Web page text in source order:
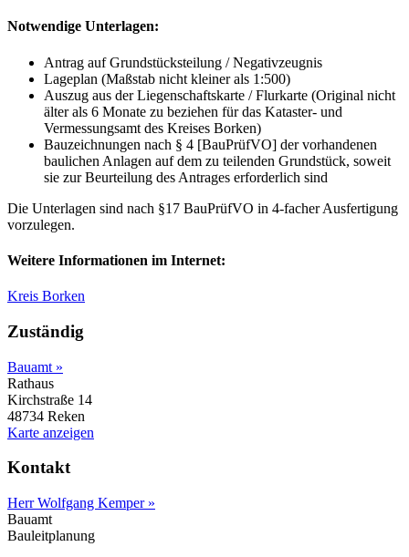
Notwendige Unterlagen:
Antrag auf Grundstücksteilung / Negativzeugnis
Lageplan (Maßstab nicht kleiner als 1:500)
Auszug aus der Liegenschaftskarte / Flurkarte (Original nicht
älter als 6 Monate zu beziehen für das Kataster- und
Vermessungsamt des Kreises Borken)
Bauzeichnungen nach § 4 [BauPrüfVO] der vorhandenen
baulichen Anlagen auf dem zu teilenden Grundstück, soweit
sie zur Beurteilung des Antrages erforderlich sind
Die Unterlagen sind nach §17 BauPrüfVO in 4-facher Ausfertigung
vorzulegen.
Weitere Informationen im Internet:
Kreis Borken
Zuständig
Bauamt »
Rathaus
Kirchstraße 14
48734 Reken
Karte anzeigen
Kontakt
Herr Wolfgang Kemper »
Bauamt
Bauleitplanung